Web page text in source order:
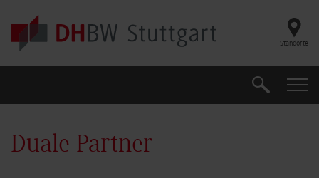
Skip to main content
Standorte
Suche
Duale Partner